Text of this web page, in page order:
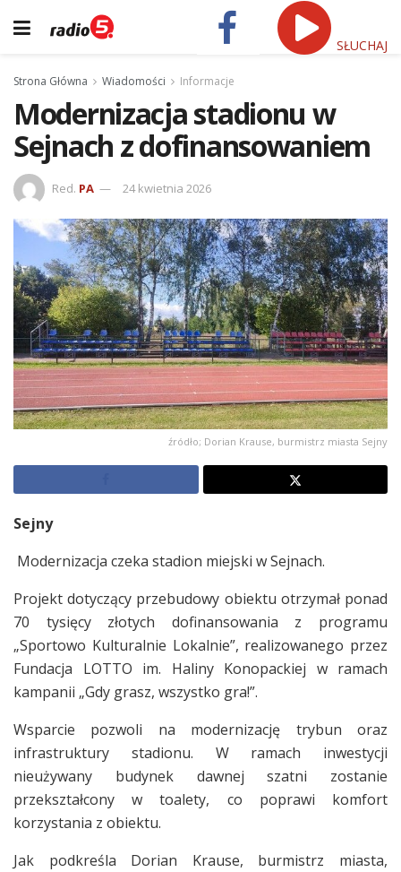
SŁUCHAJ
Strona Główna Wiadomości Informacje
Modernizacja stadionu w
Sejnach z dofinansowaniem
Red. PA 24 kwietnia 2026
źródło; Dorian Krause, burmistrz miasta Sejny
Sejny
Modernizacja czeka stadion miejski w Sejnach.
Projekt dotyczący przebudowy obiektu otrzymał ponad
70 tysięcy złotych dofinansowania z programu
„Sportowo Kulturalnie Lokalnie”, realizowanego przez
Fundacja LOTTO im. Haliny Konopackiej w ramach
kampanii „Gdy grasz, wszystko gra!”.
Wsparcie pozwoli na modernizację trybun oraz
infrastruktury stadionu. W ramach inwestycji
nieużywany budynek dawnej szatni zostanie
przekształcony w toalety, co poprawi komfort
korzystania z obiektu.
Jak podkreśla Dorian Krause, burmistrz miasta,